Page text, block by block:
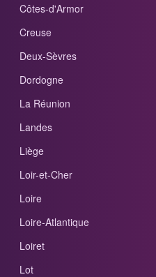
Côtes-d'Armor
Creuse
Deux-Sèvres
Dordogne
La Réunion
Landes
Liège
Loir-et-Cher
Loire
Loire-Atlantique
Loiret
Lot